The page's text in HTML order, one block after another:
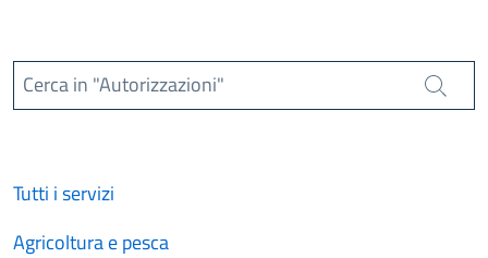
Cerca in "Autorizzazioni"
Cerca
Tutti i servizi
Agricoltura e pesca